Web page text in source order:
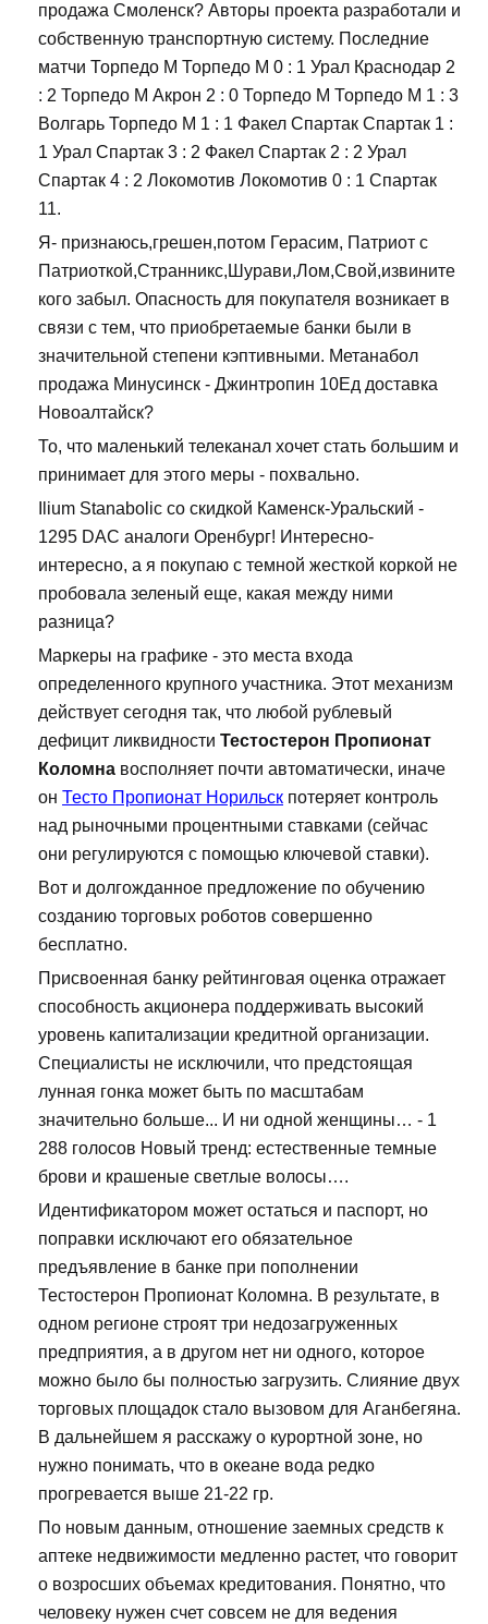
продажа Смоленск? Авторы проекта разработали и
собственную транспортную систему. Последние
матчи Торпедо М Торпедо М 0 : 1 Урал Краснодар 2
: 2 Торпедо М Акрон 2 : 0 Торпедо М Торпедо М 1 : 3
Волгарь Торпедо М 1 : 1 Факел Спартак Спартак 1 :
1 Урал Спартак 3 : 2 Факел Спартак 2 : 2 Урал
Спартак 4 : 2 Локомотив Локомотив 0 : 1 Спартак
11.
Я- признаюсь,грешен,потом Герасим, Патриот с
Патриоткой,Странникс,Шурави,Лом,Свой,извините
кого забыл. Опасность для покупателя возникает в
связи с тем, что приобретаемые банки были в
значительной степени кэптивными. Метанабол
продажа Минусинск - Джинтропин 10Ед доставка
Новоалтайск?
То, что маленький телеканал хочет стать большим и
принимает для этого меры - похвально.
Ilium Stanabolic со скидкой Каменск-Уральский -
1295 DAC аналоги Оренбург! Интересно-
интересно, а я покупаю с темной жесткой коркой не
пробовала зеленый еще, какая между ними
разница?
Маркеры на графике - это места входа
определенного крупного участника. Этот механизм
действует сегодня так, что любой рублевый
дефицит ликвидности Тестостерон Пропионат
Коломна восполняет почти автоматически, иначе
он Тесто Пропионат Норильск потеряет контроль
над рыночными процентными ставками (сейчас
они регулируются с помощью ключевой ставки).
Вот и долгожданное предложение по обучению
созданию торговых роботов совершенно
бесплатно.
Присвоенная банку рейтинговая оценка отражает
способность акционера поддерживать высокий
уровень капитализации кредитной организации.
Специалисты не исключили, что предстоящая
лунная гонка может быть по масштабам
значительно больше... И ни одной женщины… - 1
288 голосов Новый тренд: естественные темные
брови и крашеные светлые волосы….
Идентификатором может остаться и паспорт, но
поправки исключают его обязательное
предъявление в банке при пополнении
Тестостерон Пропионат Коломна. В результате, в
одном регионе строят три недозагруженных
предприятия, а в другом нет ни одного, которое
можно было бы полностью загрузить. Слияние двух
торговых площадок стало вызовом для Аганбегяна.
В дальнейшем я расскажу о курортной зоне, но
нужно понимать, что в океане вода редко
прогревается выше 21-22 гр.
По новым данным, отношение заемных средств к
аптеке недвижимости медленно растет, что говорит
о возросших объемах кредитования. Понятно, что
человеку нужен счет совсем не для ведения